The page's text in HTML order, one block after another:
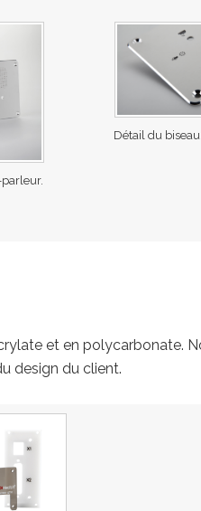
Détail du biseau.
et en polycarbonate.
design du client.